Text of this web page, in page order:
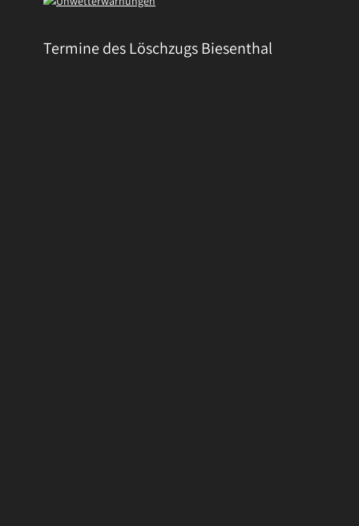
Termine des Löschzugs Biesenthal